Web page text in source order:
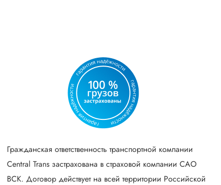
Гражданская ответственность транспортной компании
Central Trans застрахована в страховой компании САО
ВСК. Договор действует на всей территории Российской